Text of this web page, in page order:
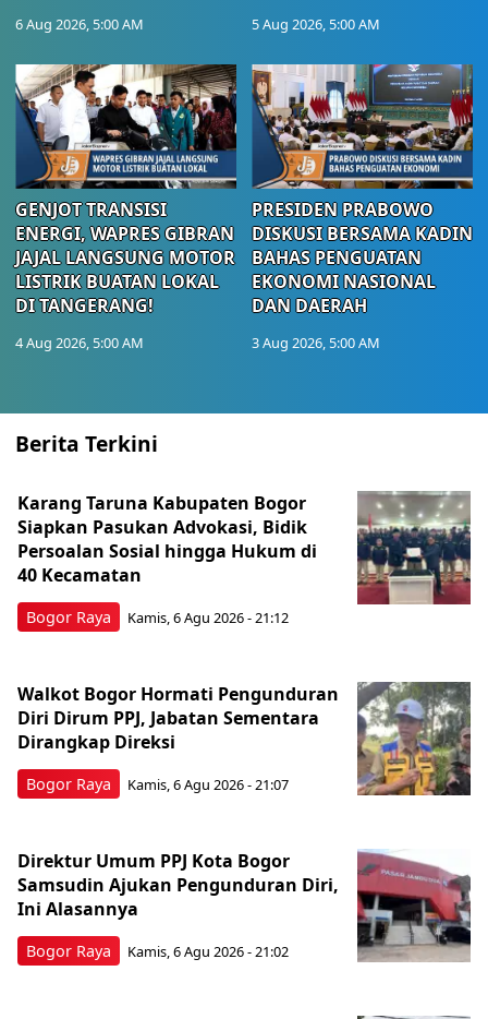
6 Aug 2026, 5:00 AM 5 Aug 2026, 5:00 AM
GENJOT TRANSISI
ENERGI, WAPRES GIBRAN
JAJAL LANGSUNG MOTOR
LISTRIK BUATAN LOKAL
DI TANGERANG!
4 Aug 2026, 5:00 AM
PRESIDEN PRABOWO
DISKUSI BERSAMA KADIN
BAHAS PENGUATAN
EKONOMI NASIONAL
DAN DAERAH
3 Aug 2026, 5:00 AM
Berita Terkini
Bogor Raya
Karang Taruna Kabupaten Bogor
Siapkan Pasukan Advokasi, Bidik
Persoalan Sosial hingga Hukum di
40 Kecamatan
Kamis, 6 Agu 2026 - 21:12
Bogor Raya
Walkot Bogor Hormati Pengunduran
Diri Dirum PPJ, Jabatan Sementara
Dirangkap Direksi
Kamis, 6 Agu 2026 - 21:07
Bogor Raya
Direktur Umum PPJ Kota Bogor
Samsudin Ajukan Pengunduran Diri,
Ini Alasannya
Kamis, 6 Agu 2026 - 21:02